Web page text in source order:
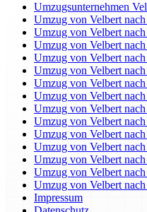
Umzugsunternehmen
Umzug von Velbert
Umzug von Velbert
Umzug von Velbert
Umzug von Velbert
Umzug von Velbert
Umzug von Velbert
Umzug von Velbert
Umzug von Velbert
Umzug von Velbert
Umzug von Velbert nach
Umzug von Velbert
Umzug von Velbert
Umzug von Velbert
Umzug von Velbert nach
Impressum